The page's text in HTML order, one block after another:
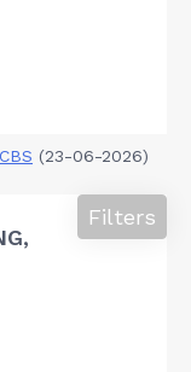
CBS (23-06-2026)
Filters